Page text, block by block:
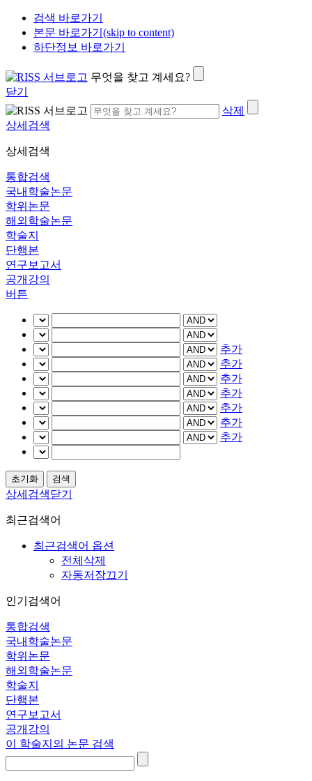
검색 바로가기
본문 바로가기(skip to content)
하단정보 바로가기
무엇을 찾고 계세요?
닫기
삭제
상세검색
상세검색
통합검색
국내학술논문
학위논문
해외학술논문
학술지
단행본
연구보고서
공개강의
버튼
추가
추가
추가
추가
추가
추가
추가
상세검색닫기
최근검색어
최근검색어 옵션
전체삭제
자동저장끄기
인기검색어
통합검색
국내학술논문
학위논문
해외학술논문
학술지
단행본
연구보고서
공개강의
이 학술지의 논문 검색